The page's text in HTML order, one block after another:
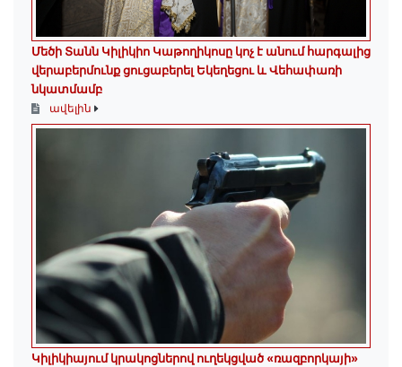
Մեծի Տանն Կիլիկիո Կաթողիկոսը կոչ է անում հարգալից
վերաբերմունք ցուցաբերել Եկեղեցու և Վեհափառի
նկատմամբ
ավելին
Կիլիկիայում կրակոցներով ուղեկցված «ռազբորկայի»